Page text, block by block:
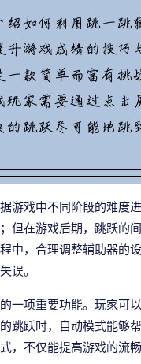
游戏中不同阶段的难度
但在游戏后期，跳跃的
中，合理调整辅助器的
误。
一项重要功能。玩家可
跳跃时，自动模式能够
，不仅能提高游戏的流